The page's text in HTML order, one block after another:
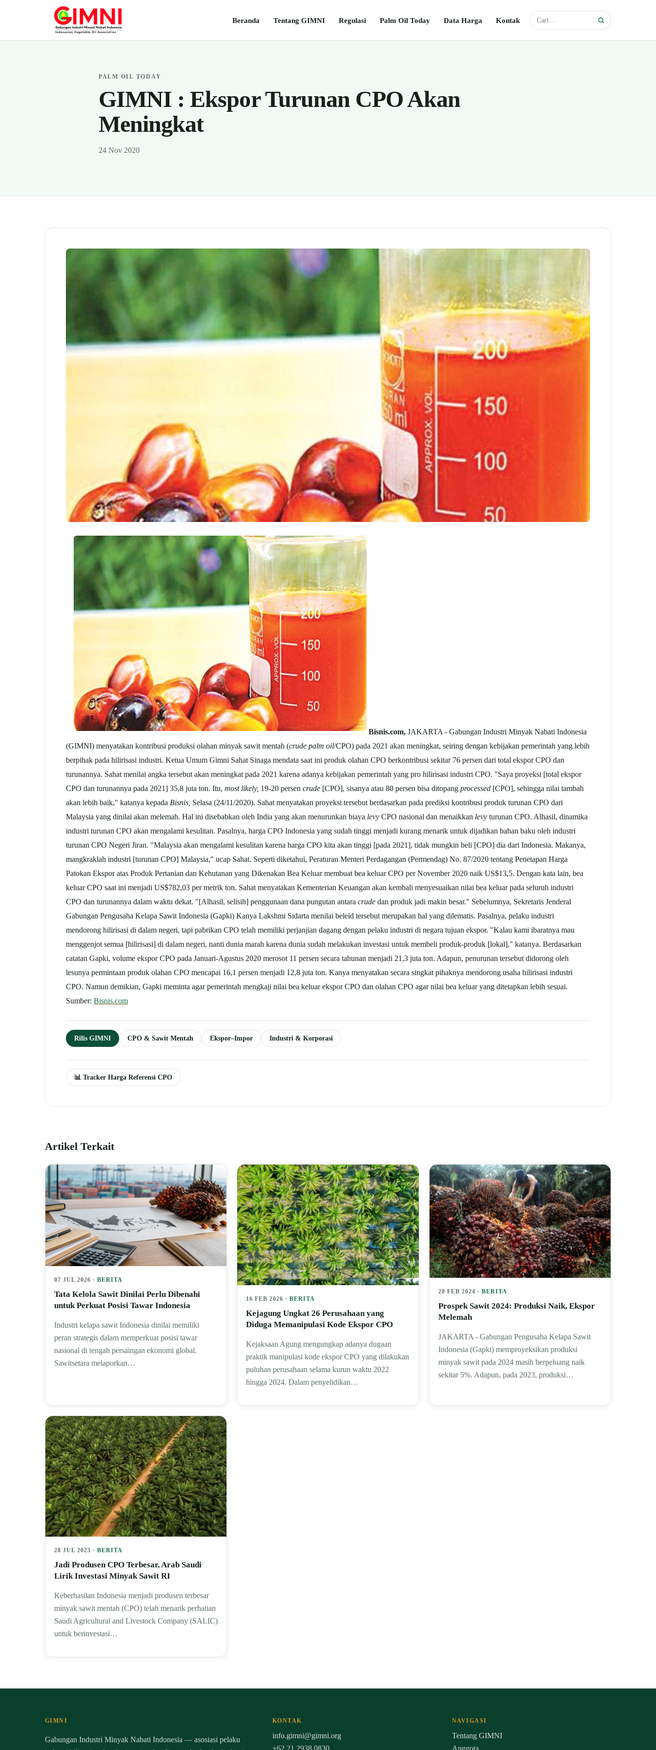
Beranda Tentang GIMNI Regulasi Palm Oil Today Data Harga Kontak
PALM OIL TODAY
GIMNI : Ekspor Turunan CPO Akan
Meningkat
24 Nov 2020
Bisnis.com, JAKARTA - Gabungan Industri Minyak Nabati Indonesia
(GIMNI) menyatakan kontribusi produksi olahan minyak sawit mentah (crude palm oil/CPO) pada 2021 akan meningkat, seiring dengan kebijakan pemerintah yang lebih
berpihak pada hilirisasi industri. Ketua Umum Gimni Sahat Sinaga mendata saat ini produk olahan CPO berkontribusi sekitar 76 persen dari total ekspor CPO dan
turunannya. Sahat menilai angka tersebut akan meningkat pada 2021 karena adanya kebijakan pemerintah yang pro hilirisasi industri CPO. "Saya proyeksi [total ekspor
CPO dan turunannya pada 2021] 35,8 juta ton. Itu, most likely, 19-20 persen crude [CPO], sisanya atau 80 persen bisa ditopang processed [CPO], sehingga nilai tambah
akan lebih baik," katanya kepada Bisnis, Selasa (24/11/2020). Sahat menyatakan proyeksi tersebut berdasarkan pada prediksi kontribusi produk turunan CPO dari
Malaysia yang dinilai akan melemah. Hal ini disebabkan oleh India yang akan menurunkan biaya levy CPO nasional dan menaikkan levy turunan CPO. Alhasil, dinamika
industri turunan CPO akan mengalami kesulitan. Pasalnya, harga CPO Indonesia yang sudah tinggi menjadi kurang menarik untuk dijadikan bahan baku oleh industri
turunan CPO Negeri Jiran. "Malaysia akan mengalami kesulitan karena harga CPO kita akan tinggi [pada 2021], tidak mungkin beli [CPO] dia dari Indonesia. Makanya,
mangkraklah industri [turunan CPO] Malaysia," ucap Sahat. Seperti diketahui, Peraturan Menteri Perdagangan (Permendag) No. 87/2020 tentang Penetapan Harga
Patokan Ekspor atas Produk Pertanian dan Kehutanan yang Dikenakan Bea Keluar membuat bea keluar CPO per November 2020 naik US$13,5. Dengan kata lain, bea
keluar CPO saat ini menjadi US$782,03 per metrik ton. Sahat menyatakan Kementerian Keuangan akan kembali menyesuaikan nilai bea keluar pada seluruh industri
CPO dan turunannya dalam waktu dekat. "[Alhasil, selisih] penggunaan dana pungutan antara crude dan produk jadi makin besar." Sebelumnya, Sekretaris Jenderal
Gabungan Pengusaha Kelapa Sawit Indonesia (Gapki) Kanya Lakshmi Sidarta menilai beleid tersebut merupakan hal yang dilematis. Pasalnya, pelaku industri
mendorong hilirisasi di dalam negeri, tapi pabrikan CPO telah memiliki perjanjian dagang dengan pelaku industri di negara tujuan ekspor. "Kalau kami ibaratnya mau
menggenjot semua [hilirisasi] di dalam negeri, nanti dunia marah karena dunia sudah melakukan investasi untuk membeli produk-produk [lokal]," katanya. Berdasarkan
catatan Gapki, volume ekspor CPO pada Januari-Agustus 2020 merosot 11 persen secara tahunan menjadi 21,3 juta ton. Adapun, penurunan tersebut didorong oleh
lesunya permintaan produk olahan CPO mencapai 16,1 persen menjadi 12,8 juta ton. Kanya menyatakan secara singkat pihaknya mendorong usaha hilirisasi industri
CPO. Namun demikian, Gapki meminta agar pemerintah mengkaji nilai bea keluar ekspor CPO dan olahan CPO agar nilai bea keluar yang ditetapkan lebih sesuai.
Sumber: Bisnis.com
Rilis GIMNI CPO & Sawit Mentah Ekspor–Impor Industri & Korporasi
📊 Tracker Harga Referensi CPO
Artikel Terkait
07 JUL 2026 · BERITA
Tata Kelola Sawit Dinilai Perlu Dibenahi
untuk Perkuat Posisi Tawar Indonesia
Industri kelapa sawit Indonesia dinilai memiliki
peran strategis dalam memperkuat posisi tawar
nasional di tengah persaingan ekonomi global.
Sawitsetara melaporkan…
16 FEB 2026 ·BERITA
Kejagung Ungkat 26 Perusahaan yang
Diduga Memanipulasi Kode Ekspor CPO
Kejaksaan Agung mengungkap adanya dugaan
praktik manipulasi kode ekspor CPO yang dilakukan
puluhan perusahaan selama kurun waktu 2022
hingga 2024. Dalam penyelidikan…
28 FEB 2024 · BERITA
Prospek Sawit 2024: Produksi Naik, Ekspor
Melemah
JAKARTA - Gabungan Pengusaha Kelapa Sawit
Indonesia (Gapki) memproyeksikan produksi
minyak sawit pada 2024 masih berpeluang naik
sekitar 5%. Adapun, pada 2023, produksi…
28 JUL 2023 · BERITA
Jadi Produsen CPO Terbesar, Arab Saudi
Lirik Investasi Minyak Sawit RI
Keberhasilan Indonesia menjadi produsen terbesar
minyak sawit mentah (CPO) telah menarik perhatian
Saudi Agricultural and Livestock Company (SALIC)
untuk berinvestasi…
GIMNI
Gabungan Industri Minyak Nabati Indonesia — asosiasi pelaku
KONTAK
info.gimni@gimni.org
NAVIGASI
Tentang GIMNI